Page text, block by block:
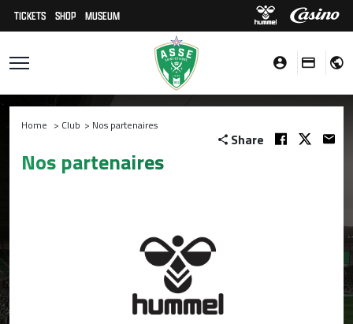
TICKETS SHOP MUSEUM
Home > Club > Nos partenaires
Share
Nos partenaires